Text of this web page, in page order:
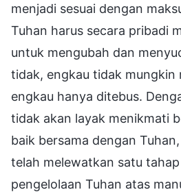
menjadi sesuai dengan
Tuhan harus secara pribadi
untuk mengubah dan
tidak, engkau tidak mungkin
engkau hanya ditebus.
tidak akan layak menikmati
baik bersama dengan
telah melewatkan satu
pengelolaan Tuhan atas